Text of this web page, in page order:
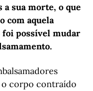
a sua morte, o que
com aquela
foi possível mudar
corpo contraído